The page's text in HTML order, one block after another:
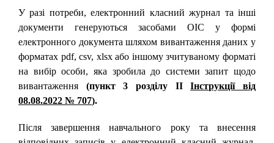
У разі потреби, електронний класний журнал та інші
документи генеруються засобами ОІС у формі
електронного документа шляхом вивантаження даних у
форматах pdf, csv, xlsx або іншому зчитуваному форматі
на вибір особи, яка зробила до системи запит щодо
вивантаження (пункт 3 розділу ІІІнструкції від
08.08.2022 № 707).
Після завершення навчального року та внесення